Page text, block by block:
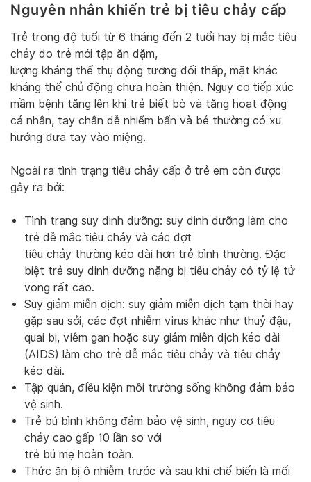
Nguyên nhân khiến trẻ bị tiêu chảy cấp
Trẻ trong độ tuổi từ 6 tháng đến 2 tuổi hay bị mắc tiêu
chảy do trẻ mới tập ăn dặm,
lượng kháng thể thụ động tương đối thấp, mặt khác
kháng thể chủ động chưa hoàn thiện. Nguy cơ tiếp xúc
mầm bệnh tăng lên khi trẻ biết bò và tăng hoạt động
cá nhân, tay chân dễ nhiểm bẩn và bé thường có xu
hướng đưa tay vào miệng.
Ngoài ra tình trạng tiêu chảy cấp ở trẻ em còn được
gây ra bởi:
Tình trạng suy dinh dưỡng: suy dinh dưỡng làm cho
trẻ dễ mắc tiêu chảy và các đợt
tiêu chảy thường kéo dài hơn trẻ bình thường. Đặc
biệt trẻ suy dinh dưỡng nặng bị tiêu chảy có tỷ lệ tử
vong rất cao.
Suy giảm miễn dịch: suy giảm miễn dịch tạm thời hay
gặp sau sởi, các đợt nhiễm virus khác như thuỷ đậu,
quai bị, viêm gan hoặc suy giảm miễn dịch kéo dài
(AIDS) làm cho trẻ dễ mắc tiêu chảy và tiêu chảy
kéo dài.
Tập quán, điều kiện môi trường sống không đảm bảo
vệ sinh.
Trẻ bú bình không đảm bảo vệ sinh, nguy cơ tiêu
chảy cao gấp 10 lần so với
trẻ bú mẹ hoàn toàn.
Thức ăn bị ô nhiễm trước và sau khi chế biến là mối